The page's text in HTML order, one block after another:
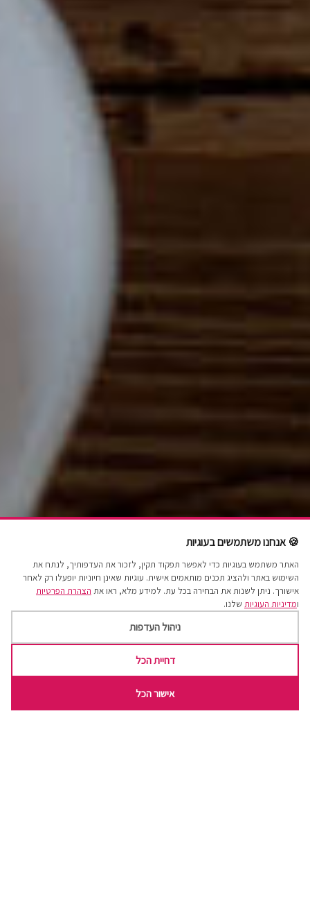
🍪 אנחנו משתמשים בעוגיות
האתר משתמש בעוגיות כדי לאפשר תפקוד תקין, לזכור את העדפותיך, לנתח את
השימוש באתר ולהציג תכנים מותאמים אישית. עוגיות שאינן חיוניות יופעלו רק לאחר
אישורך. ניתן לשנות את הבחירה בכל עת. למידע מלא, ראו את הצהרת הפרטיות
ומדיניות העוגיות שלנו.
ניהול העדפות
דחיית הכל
אישור הכל